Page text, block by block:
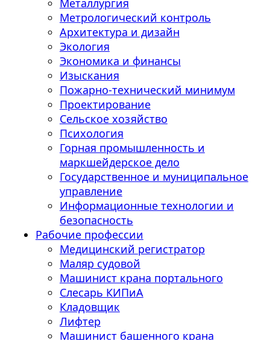
Металлургия
Метрологический контроль
Архитектура и дизайн
Экология
Экономика и финансы
Изыскания
Пожарно-технический минимум
Проектирование
Сельское хозяйство
Психология
Горная промышленность и
маркшейдерское дело
Государственное и муниципальное
управление
Информационные технологии и
безопасность
Рабочие профессии
Медицинский регистратор
Маляр судовой
Машинист крана портального
Слесарь КИПиА
Кладовщик
Лифтер
Машинист башенного крана